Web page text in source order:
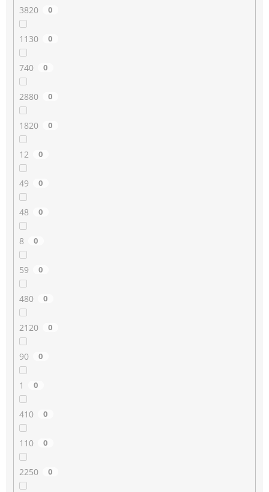
3820 0
1130 0
740 0
2880 0
1820 0
12 0
49 0
48 0
8 0
59 0
480 0
2120 0
90 0
1 0
410 0
110 0
2250 0